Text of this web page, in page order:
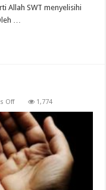
Allah SWT menyelisihi
…
Offon
Doa
(1)
1,774